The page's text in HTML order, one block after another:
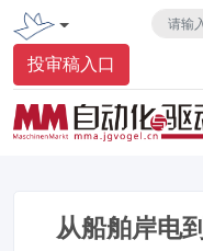
投审稿入口
从船舶岸电